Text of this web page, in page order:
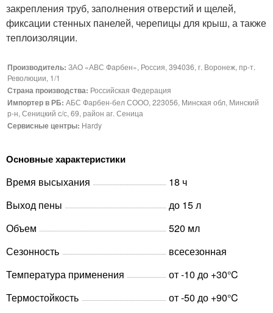
закрепления труб, заполнения отверстий и щелей,
фиксации стенных панелей, черепицы для крыш, а также
теплоизоляции.
Производитель: ЗАО «АВС Фарбен», Россия, 394036, г. Воронеж, пр-т.
Революции, 1/1
Страна производства: Российская Федерация
Импортер в РБ: АБС Фарбен-бел СООО, 223056, Минская обл, Минский
р-н, Сеницкий с/с, 69, район аг. Сеница
Сервисные центры: Hardy
Основные характеристики
Время высыхания
18 ч
Выход пены
до 15 л
Объем
520 мл
Сезонность
всесезонная
Температура применения
от -10 до +30°C
Термостойкость
от -50 до +90°C